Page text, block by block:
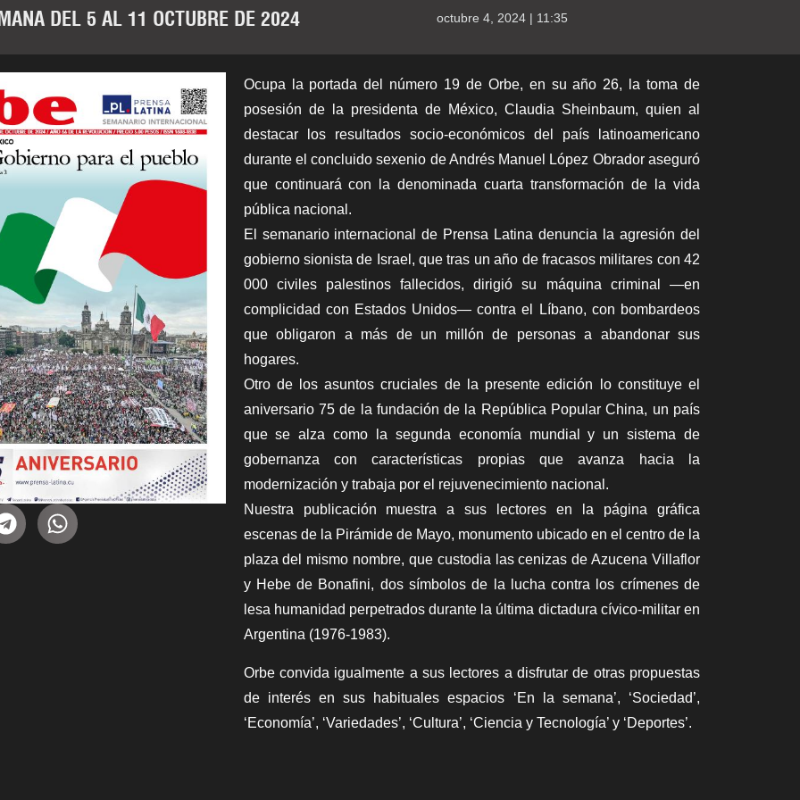
DEL 5 AL 11 OCTUBRE DE 2024 octubre 4, 2024 | 11:35
Ocupa la portada del número 19 de Orbe, en su año 26, la toma de
posesión de la presidenta de México, Claudia Sheinbaum, quien al
destacar los resultados socio-económicos del país latinoamericano
durante el concluido sexenio de Andrés Manuel López Obrador aseguró
que continuará con la denominada cuarta transformación de la vida
pública nacional.
El semanario internacional de Prensa Latina denuncia la agresión del
gobierno sionista de Israel, que tras un año de fracasos militares con 42
000 civiles palestinos fallecidos, dirigió su máquina criminal —en
complicidad con Estados Unidos— contra el Líbano, con bombardeos
que obligaron a más de un millón de personas a abandonar sus
hogares.
Otro de los asuntos cruciales de la presente edición lo constituye el
aniversario 75 de la fundación de la República Popular China, un país
que se alza como la segunda economía mundial y un sistema de
gobernanza con características propias que avanza hacia la
modernización y trabaja por el rejuvenecimiento nacional.
Nuestra publicación muestra a sus lectores en la página gráfica
escenas de la Pirámide de Mayo, monumento ubicado en el centro de la
plaza del mismo nombre, que custodia las cenizas de Azucena Villaflor
y Hebe de Bonafini, dos símbolos de la lucha contra los crímenes de
lesa humanidad perpetrados durante la última dictadura cívico-militar en
Argentina (1976-1983).
Orbeconvida igualmente a sus lectores a disfrutar de otras propuestas
de interés en sus habituales espacios ‘En la semana’, ‘Sociedad’,
‘Economía’, ‘Variedades’, ‘Cultura’, ‘Ciencia y Tecnología’ y ‘Deportes’.